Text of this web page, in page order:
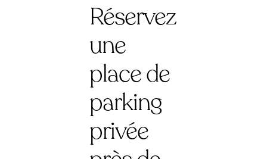
Réservez
une
place de
parking
privée